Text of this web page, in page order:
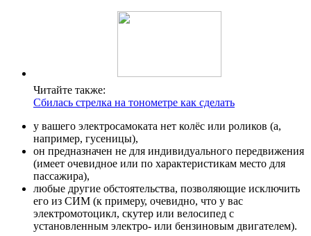
Читайте также:
Сбилась стрелка на тонометре как сделать
у вашего электросамоката нет колёс или роликов (а,
например, гусеницы),
он предназначен не для индивидуального передвижения
(имеет очевидное или по характеристикам место для
пассажира),
любые другие обстоятельства, позволяющие исключить
его из СИМ (к примеру, очевидно, что у вас
электромотоцикл, скутер или велосипед с
установленным электро- или бензиновым двигателем).